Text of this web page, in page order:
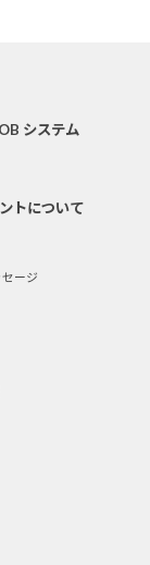
システム
トについて
セージ